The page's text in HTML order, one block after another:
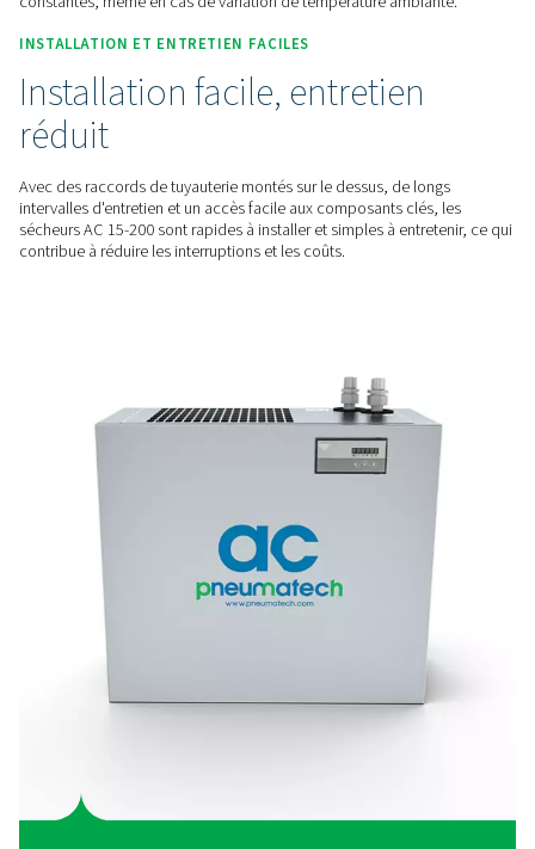
Les sécheurs AC 15-200 sont dotés d'un algorithme
d'énergie qui démarre et arrête automatiquement le
les niveaux d'humidité tout en réduisant la consommation
FIABILITÉ DES PERFORMANCES
Air sec et stable
INSTALLATION ET ENTRETIEN FACILES
Installation facile, entretien
réduit
Avec des raccords de tuyauterie montés sur le dessus, de
intervalles d'entretien et un accès facile aux composants
sécheurs AC 15-200 sont rapides à installer et simples à
contribue à réduire les interruptions et les coûts.